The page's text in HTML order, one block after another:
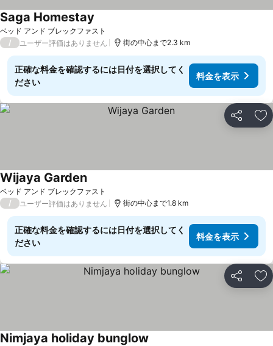
ベッド アンド ブレックファスト
Saga Homestay
/ ユーザー評価はありません 街の中心まで2.3 km
正確な料金を確認するには日付を選択してく
ださい
料金を表示
シェア お
ベッド アンド ブレックファスト
Wijaya Garden
/ ユーザー評価はありません 街の中心まで1.8 km
正確な料金を確認するには日付を選択してく
ださい
料金を表示
シェア お
Nimjaya holiday bunglow